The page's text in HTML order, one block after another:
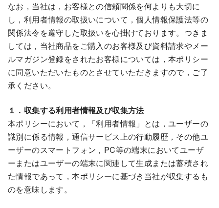
なお，当社は，お客様との信頼関係を何よりも大切に
し，利用者情報の取扱いについて，個人情報保護法等の
関係法令を遵守した取扱いを心掛けております。つきま
しては，当社商品をご購入のお客様及び資料請求やメー
ルマガジン登録をされたお客様については，本ポリシー
に同意いただいたものとさせていただきますので，ご了
承ください。
１．収集する利用者情報及び収集方法
本ポリシーにおいて，「利用者情報」とは，ユーザーの
識別に係る情報，通信サービス上の行動履歴，その他ユ
ーザーのスマートフォン，PC等の端末においてユーザ
ーまたはユーザーの端末に関連して生成または蓄積され
た情報であって，本ポリシーに基づき当社が収集するも
のを意味します。